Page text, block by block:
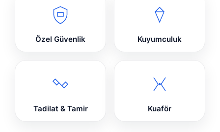
Özel Güvenlik Kuyumculuk
Tadilat & Tamir Kuaför